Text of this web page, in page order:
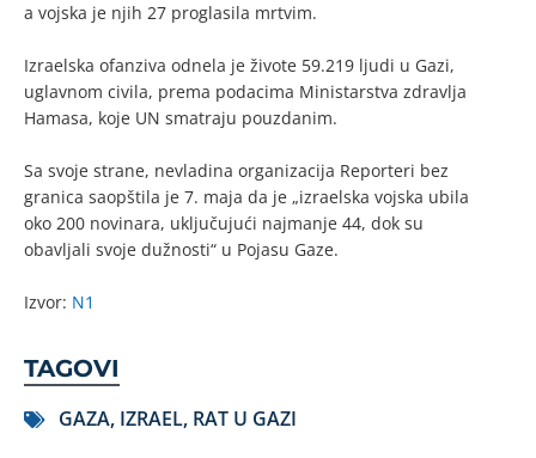
a vojska je njih 27 proglasila mrtvim.
Izraelska ofanziva odnela je živote 59.219 ljudi u Gazi,
uglavnom civila, prema podacima Ministarstva zdravlja
Hamasa, koje UN smatraju pouzdanim.
Sa svoje strane, nevladina organizacija Reporteri bez
granica saopštila je 7. maja da je „izraelska vojska ubila
oko 200 novinara, uključujući najmanje 44, dok su
obavljali svoje dužnosti“ u Pojasu Gaze.
Izvor: N1
TAGOVI
GAZA, IZRAEL, RAT U GAZI